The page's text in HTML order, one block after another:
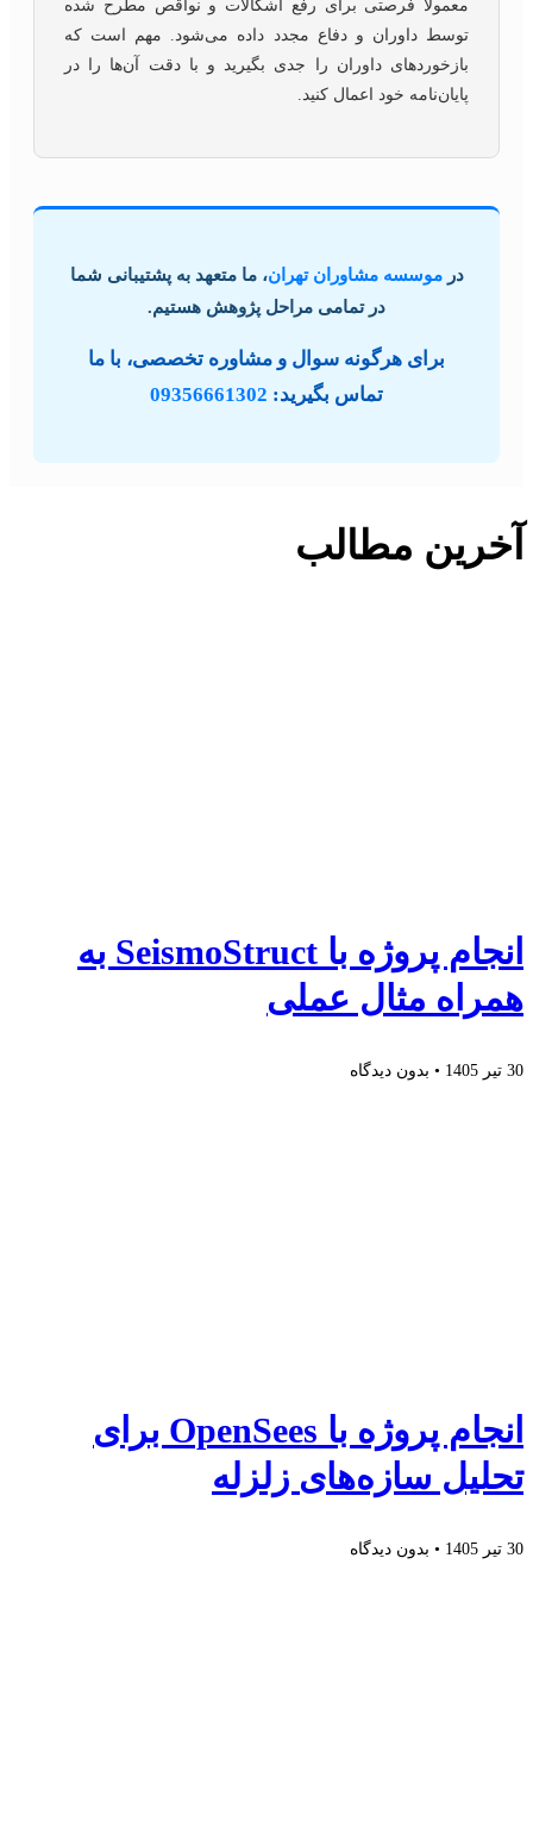
معمولاً فرصتی برای رفع اشکالات و نواقص مطرح شده
توسط داوران و دفاع مجدد داده می‌شود. مهم است که
بازخوردهای داوران را جدی بگیرید و با دقت آن‌ها را در
پایان‌نامه خود اعمال کنید.
در موسسه مشاوران تهران، ما متعهد به پشتیبانی شما
در تمامی مراحل پژوهش هستیم.
برای هرگونه سوال و مشاوره تخصصی، با ما
تماس بگیرید:09356661302
آخرین مطالب
انجام پروژه با SeismoStruct به
همراه مثال عملی
30 تیر 1405 بدون دیدگاه
انجام پروژه با OpenSees برای
تحلیل سازه‌های زلزله
30 تیر 1405 بدون دیدگاه